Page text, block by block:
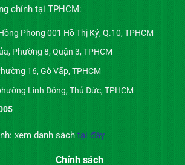
chính tại TPHCM:
Phong 001 Hồ Thị Kỷ, Q.10, TPHCM
Phường 8, Quận 3, TPHCM
16, Gò Vấp, TPHCM
Linh Đông, Thủ Đức, TPHCM
xem danh sách tại đây
Chính sách